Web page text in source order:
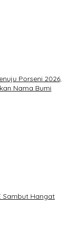
Porseni 2026,
Nama Bumi
Sambut Hangat